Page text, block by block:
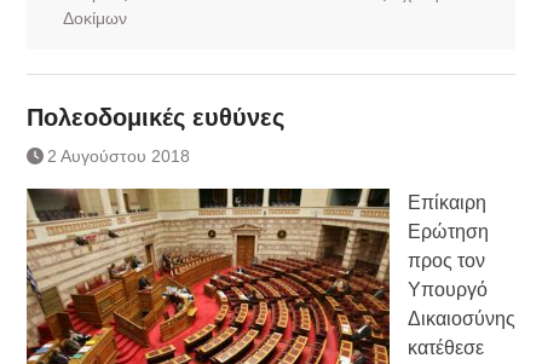
Δοκίμων
Πολεοδομικές ευθύνες
2 Αυγούστου 2018
Επίκαιρη
Ερώτηση
προς τον
Υπουργό
Δικαιοσύνης
κατέθεσε